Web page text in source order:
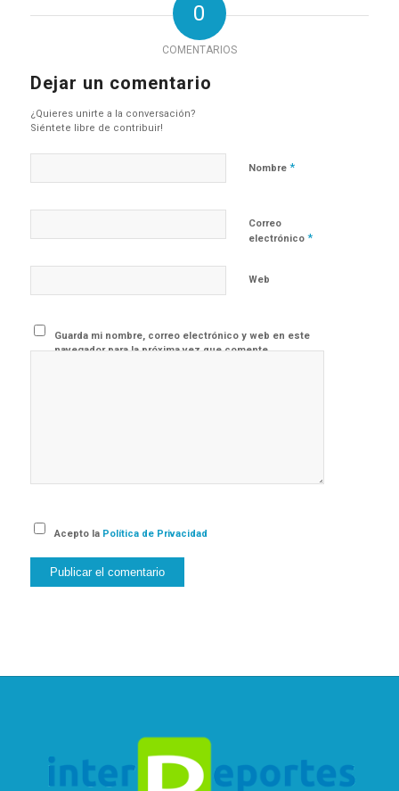
0
COMENTARIOS
Dejar un comentario
¿Quieres unirte a la conversación?
Siéntete libre de contribuir!
Nombre *
Correo
electrónico *
Web
Guarda mi nombre, correo electrónico y web en este
navegador para la próxima vez que comente.
Acepto la Política de Privacidad